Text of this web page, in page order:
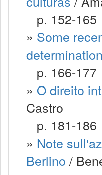
p. 152-165
» Some
determination
p. 166-177
» O direito
Castro
p. 181-186
» Note
Berlino /